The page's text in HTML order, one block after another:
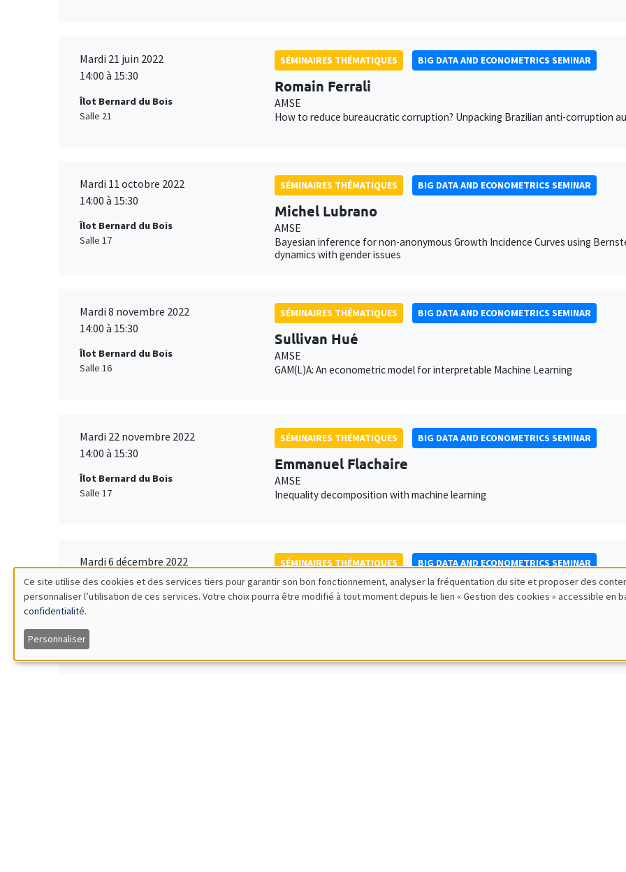
Mardi 21 juin 2022
14:00 à 15:30
Îlot Bernard du Bois
Salle 21
SÉMINAIRES THÉMATIQUES BIG DATA AND ECONOMETRICS SEMINAR
Romain Ferrali
AMSE
How to reduce bureaucratic corruption? Unpacking Brazilian anti-corruption
Mardi 11 octobre 2022
14:00 à 15:30
Îlot Bernard du Bois
Salle 17
SÉMINAIRES THÉMATIQUES BIG DATA AND ECONOMETRICS SEMINAR
Michel Lubrano
AMSE
Bayesian inference for non-anonymous Growth Incidence Curves using
dynamics with gender issues
Mardi 8 novembre 2022
14:00 à 15:30
Îlot Bernard du Bois
Salle 16
SÉMINAIRES THÉMATIQUES BIG DATA AND ECONOMETRICS SEMINAR
Sullivan Hué
AMSE
GAM(L)A: An econometric model for interpretable Machine Learning
Mardi 22 novembre 2022
14:00 à 15:30
Îlot Bernard du Bois
Salle 17
SÉMINAIRES THÉMATIQUES BIG DATA AND ECONOMETRICS SEMINAR
Emmanuel Flachaire
AMSE
Inequality decomposition with machine learning
Mardi 6 décembre 2022
14:00 à 15:30
Îlot Bernard du Bois
Salle 17
SÉMINAIRES THÉMATIQUES BIG DATA AND ECONOMETRICS SEMINAR
Arthur Thomas
Université Paris Dauphine-PSL
Utilisation
des
données
Ce site utilise des cookies et des services tiers pour garantir son bon fonctionnement, analyser la fréquentation du site et proposer des
personnaliser l’utilisation de ces services. Votre choix pourra être modifié à tout moment depuis le lien « Gestion des cookies » accessible en
confidentialité.
Personnaliser